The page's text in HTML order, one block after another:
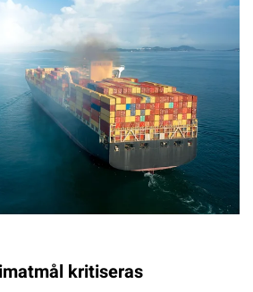
kritiseras